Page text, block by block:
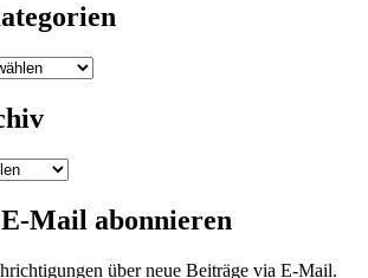
Mail abonnieren
über neue Beiträge via E-Mail.